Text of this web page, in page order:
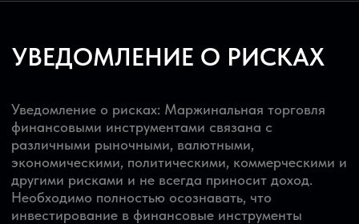
различными рыночными, валютными,
экономическими, политическими, коммерческими и
другими рисками и не всегда приносит доход.
Необходимо полностью осознавать, что
инвестирование в финансовые инструменты
требует обширных знаний и значительного опыта в
инвестиционной сфере, а также понимания
природы и сложности финансовых инструментов,
способности определять объем инвестирования и
оценивать связанные с этим риски.